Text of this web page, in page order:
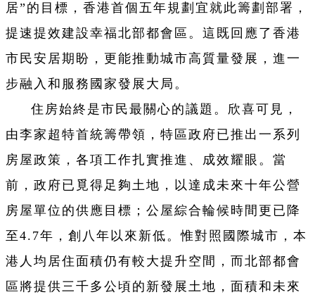
居”的目標，香港首個五年規劃宜就此籌劃部署，
提速提效建設幸福北部都會區。這既回應了香港
市民安居期盼，更能推動城市高質量發展，進一
步融入和服務國家發展大局。
住房始終是市民最關心的議題。欣喜可見，
由李家超特首統籌帶領，特區政府已推出一系列
房屋政策，各項工作扎實推進、成效耀眼。當
前，政府已覓得足夠土地，以達成未來十年公營
房屋單位的供應目標；公屋綜合輪候時間更已降
至4.7年，創八年以來新低。惟對照國際城市，本
港人均居住面積仍有較大提升空間，而北部都會
區將提供三千多公頃的新發展土地，面積和未來